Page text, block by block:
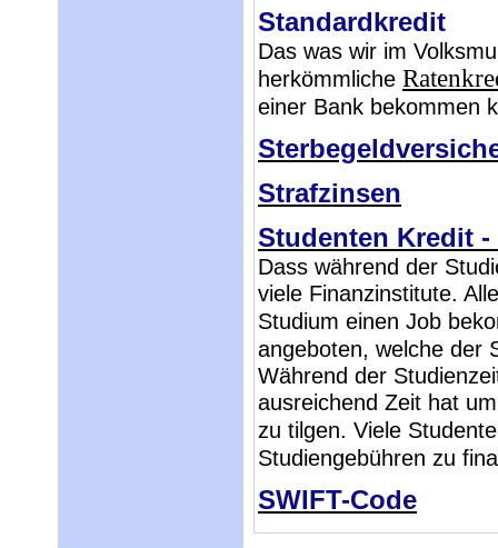
Standardkredit
Das was wir im
herkömmliche
einer Bank bekommen
Strafzinsen
Studenten Kredit
Dass während der
viele Finanzinstitute.
Studium einen Job
angeboten, welche der
Während der
ausreichend Zeit hat
zu tilgen. Viele
Studiengebühren zu
SWIFT-Code